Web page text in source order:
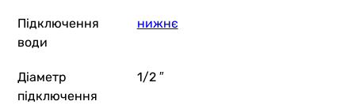
Підключення
води
нижнє
Діаметр
підключення
1/2 ″